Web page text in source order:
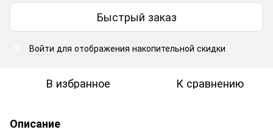
Быстрый заказ
Войти для отображения накопительной скидки
В избранное К сравнению
Описание